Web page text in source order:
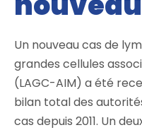
Un nouveau cas de
grandes cellules
(LAGC-AIM) a été
bilan total des
cas depuis 2011. Un